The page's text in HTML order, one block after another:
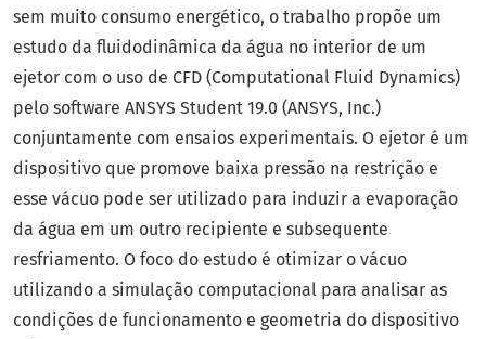
sem muito consumo energético, o trabalho propõe um
estudo da fluidodinâmica da água no interior de um
ejetor com o uso de CFD (Computational Fluid Dynamics)
pelo software ANSYS Student 19.0 (ANSYS, Inc.)
conjuntamente com ensaios experimentais. O ejetor é um
dispositivo que promove baixa pressão na restrição e
esse vácuo pode ser utilizado para induzir a evaporação
da água em um outro recipiente e subsequente
resfriamento. O foco do estudo é otimizar o vácuo
utilizando a simulação computacional para analisar as
condições de funcionamento e geometria do dispositivo